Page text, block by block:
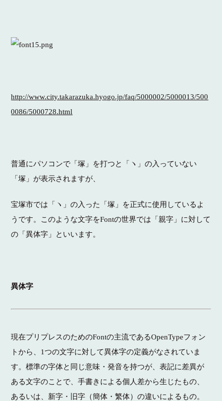
http://www.city.takarazuka.hyogo.jp/faq/5000002/5000013/500
0086/5000728.html
普通にパソコンで「塚」を打つと「ヽ」の入っていない
「塚」が表示されますが、
宝塚市では「ヽ」の入った「塚」を正式に使用しているよ
うです。 このような文字をFontの世界では「親字」に対して
の「異体字」といいます。
異体字
現在プリプレスのためのFontの主流であるOpenTypeフォン
トから、1つの文字に対して異体字の定義がなされていま
す。標準の字体と同じ意味・発音を持つが、表記に差異が
ある文字のことで、手書きによる個人差から生じたもの、
あるいは、新字・旧字（簡体・繁体）の違いによるもの。